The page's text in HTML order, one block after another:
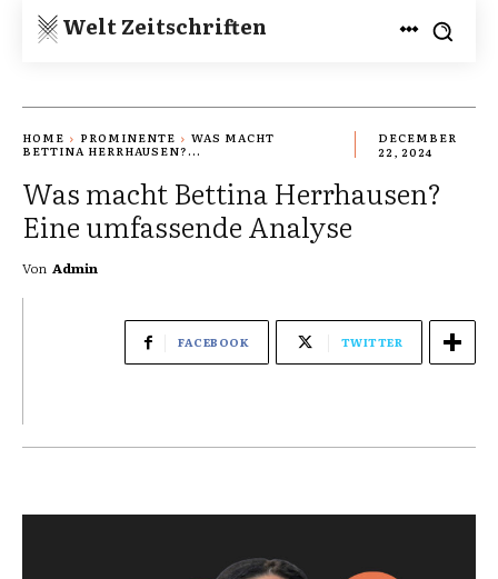
Welt Zeitschriften
HOME PROMINENTE
WAS MACHT
BETTINA HERRHAUSEN?...
DECEMBER
22, 2024
Was macht Bettina Herrhausen?
Eine umfassende Analyse
Von Admin
FACEBOOK TWITTER